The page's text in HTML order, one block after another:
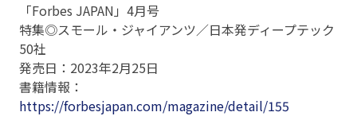
「Forbes JAPAN」4月号
特集◎スモール・ジャイアンツ／日本発ディープテック
50社
発売日：2023年2月25日
書籍情報：
https://forbesjapan.com/magazine/detail/155